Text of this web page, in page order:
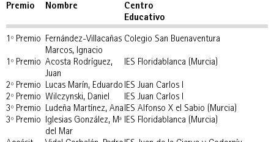
Premio Nombre
Centro
Educativo
1º Premio Fernández-Villacañas
Marcos, Ignacio
Colegio San Buenaventura
1º Premio Acosta Rodríguez,
Juan
IES Floridablanca (Murcia)
2º Premio Lucas Marín, Eduardo IES Juan Carlos I
2º Premio Wilczynski, Daniel
IES Juan Carlos I
3º Premio Ludeña Martínez, AnaIES Alfonso X el Sabio (Murcia)
3º Premio Iglesias González, Mª
del Mar
IES Floridablanca (Murcia)